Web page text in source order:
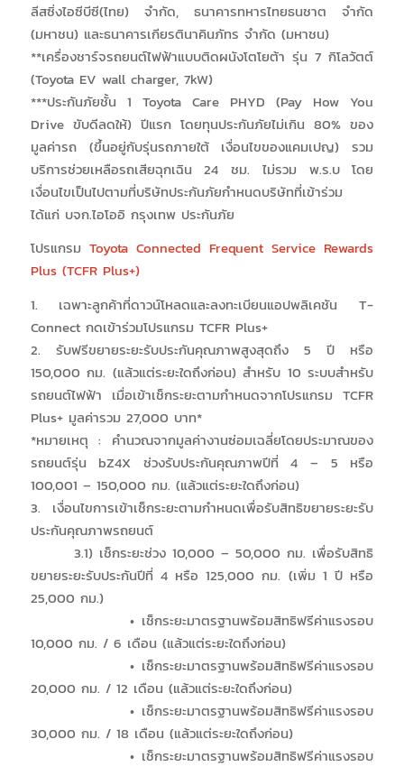
ลีสซิ่งไอซีบีซี(ไทย) จำกัด, ธนาคารทหารไทยธนชาต จำกัด
(มหาชน) และธนาคารเกียรตินาคินภัทร จำกัด (มหาชน)
**เครื่องชาร์จรถยนต์ไฟฟ้าแบบติดผนังโตโยต้า รุ่น 7 กิโลวัตต์
(Toyota EV wall charger, 7kW)
***ประกันภัยชั้น 1 Toyota Care PHYD (Pay How You
Drive ขับดีลดให้) ปีแรก โดยทุนประกันภัยไม่เกิน 80% ของ
มูลค่ารถ (ขึ้นอยู่กับรุ่นรถภายใต้ เงื่อนไขของแคมเปญ) รวม
บริการช่วยเหลือรถเสียฉุกเฉิน 24 ชม. ไม่รวม พ.ร.บ โดย
เงื่อนไขเป็นไปตามที่บริษัทประกันภัยกำหนดบริษัทที่เข้าร่วม
ได้แก่ บจก.ไอโออิ กรุงเทพ ประกันภัย
โปรแกรม Toyota Connected Frequent Service Rewards
Plus (TCFR Plus+)
1. เฉพาะลูกค้าที่ดาวน์โหลดและลงทะเบียนแอปพลิเคชัน T-
Connect กดเข้าร่วมโปรแกรม TCFR Plus+
2. รับฟรีขยายระยะรับประกันคุณภาพสูงสุดถึง 5 ปี หรือ
150,000 กม. (แล้วแต่ระยะใดถึงก่อน) สำหรับ 10 ระบบสำหรับ
รถยนต์ไฟฟ้า เมื่อเข้าเช็กระยะตามกำหนดจากโปรแกรม TCFR
Plus+ มูลค่ารวม 27,000 บาท*
*หมายเหตุ : คำนวณจากมูลค่างานซ่อมเฉลี่ยโดยประมาณของ
รถยนต์รุ่น bZ4X ช่วงรับประกันคุณภาพปีที่ 4 – 5 หรือ
100,001 – 150,000 กม. (แล้วแต่ระยะใดถึงก่อน)
3. เงื่อนไขการเข้าเช็กระยะตามกำหนดเพื่อรับสิทธิขยายระยะรับ
ประกันคุณภาพรถยนต์
3.1) เช็กระยะช่วง 10,000 – 50,000 กม. เพื่อรับสิทธิ
ขยายระยะรับประกันปีที่ 4 หรือ 125,000 กม. (เพิ่ม 1 ปี หรือ
25,000 กม.)
• เช็กระยะมาตรฐานพร้อมสิทธิฟรีค่าแรงรอบ
10,000 กม. / 6 เดือน (แล้วแต่ระยะใดถึงก่อน)
• เช็กระยะมาตรฐานพร้อมสิทธิฟรีค่าแรงรอบ
20,000 กม. / 12 เดือน (แล้วแต่ระยะใดถึงก่อน)
• เช็กระยะมาตรฐานพร้อมสิทธิฟรีค่าแรงรอบ
30,000 กม. / 18 เดือน (แล้วแต่ระยะใดถึงก่อน)
• เช็กระยะมาตรฐานพร้อมสิทธิฟรีค่าแรงรอบ